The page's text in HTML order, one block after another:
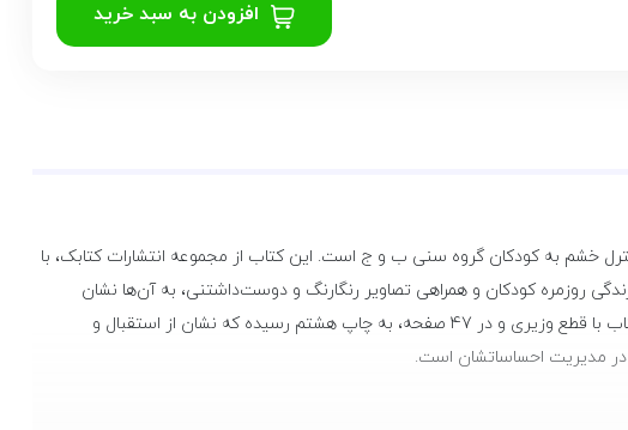
افزودن به سبد خرید
خشم به کودکان گروه سنی ب و ج است. این کتاب از مجموعه انتشارات کتابک، با
از زندگی روزمره کودکان و همراهی تصاویر رنگارنگ و دوست‌داشتنی، به آن‌ها نشان
می‌دهد که خشم چه پیامدهای ناخوشایندی می‌تواند داشته باشد و چگونه می‌توانند با رفتارهای مثبت، آرامش را جایگزین آن کنند. این کتاب با قطع وزیری و در 47 صفحه، به چاپ هشتم رسیده که نشان از استقبال و
در مدیریت احساساتشان است.